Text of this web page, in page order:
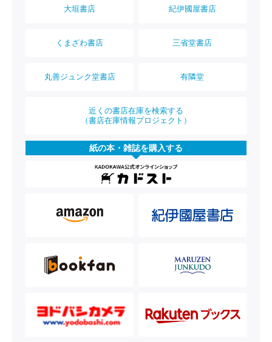
大垣書店 紀伊國屋書店
くまざわ書店 三省堂書店
丸善ジュンク堂書店 有隣堂
近くの書店在庫を検索する
（書店在庫情報プロジェクト）
紙の本・雑誌を購入する